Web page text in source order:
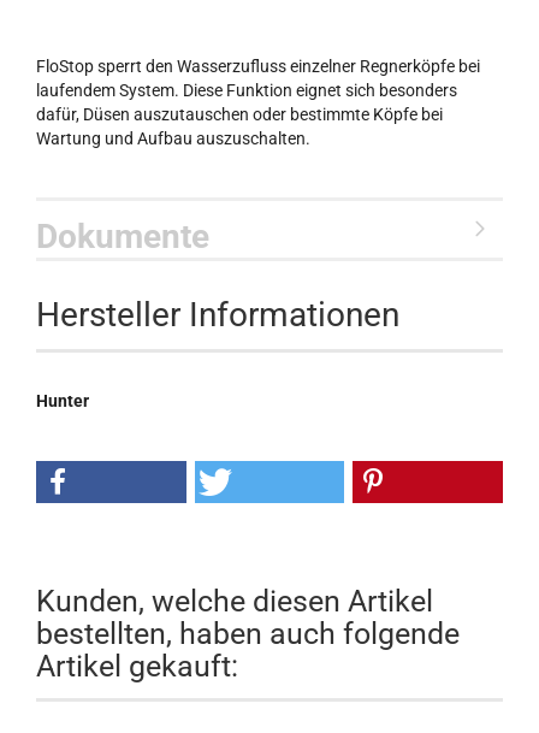
FloStop sperrt den Wasserzufluss einzelner Regnerköpfe bei
laufendem System. Diese Funktion eignet sich besonders
dafür, Düsen auszutauschen oder bestimmte Köpfe bei
Wartung und Aufbau auszuschalten.
Dokumente
Hersteller Informationen
Hunter
Kunden, welche diesen Artikel
bestellten, haben auch folgende
Artikel gekauft: